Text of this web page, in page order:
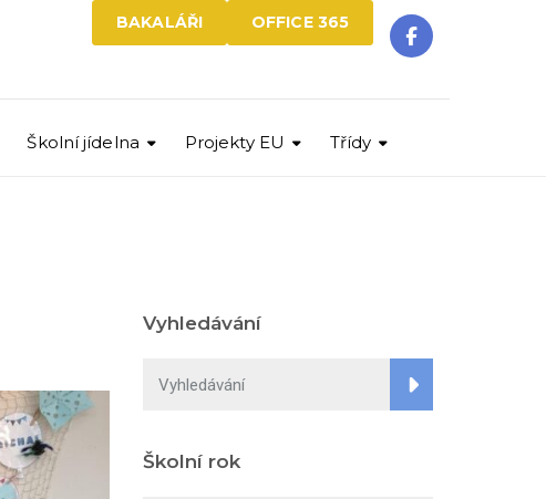
OFFICE 365
BAKALÁŘI
Školní jídelna Projekty EU Třídy
Vyhledávání
Školní rok